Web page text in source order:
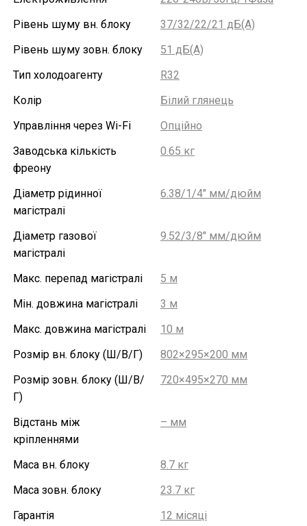
Рівень шуму вн. блоку
37/32/22/21 дБ(А)
Рівень шуму зовн. блоку
51 дБ(А)
Тип холодоагенту
R32
Колір
Білий глянець
Управління через Wi-Fi
Опційно
Заводська кількість
фреону
0.65 кг
Діаметр рідинної
магістралі
6.38/1/4" мм/дюйм
Діаметр газової
магістралі
9.52/3/8" мм/дюйм
Макс. перепад магістралі
5 м
Мін. довжина магістралі
3 м
Макс. довжина магістралі
10 м
Розмір вн. блоку (Ш/В/Г)
802×295×200 мм
Розмір зовн. блоку (Ш/В/
Г)
720×495×270 мм
Відстань між
кріпленнями
– мм
Маса вн. блоку
8.7 кг
Маса зовн. блоку
23.7 кг
Гарантія
12 місяці